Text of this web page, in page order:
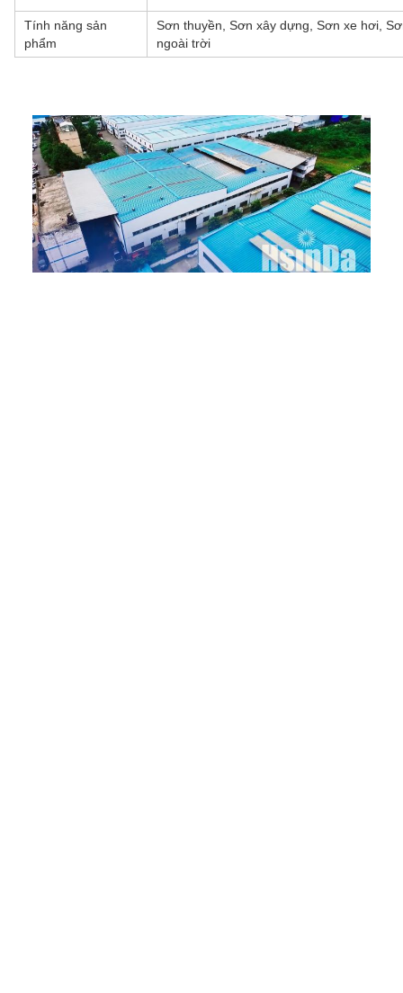
Tính năng sản
phẩm
Sơn thuyền, Sơn xây dựng, Sơn xe hơi,
ngoài trời